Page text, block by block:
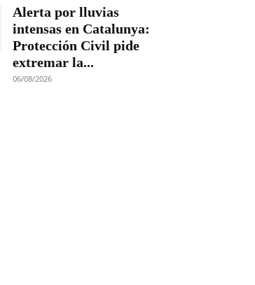
Alerta por lluvias
intensas en Catalunya:
Protección Civil pide
extremar la...
06/08/2026